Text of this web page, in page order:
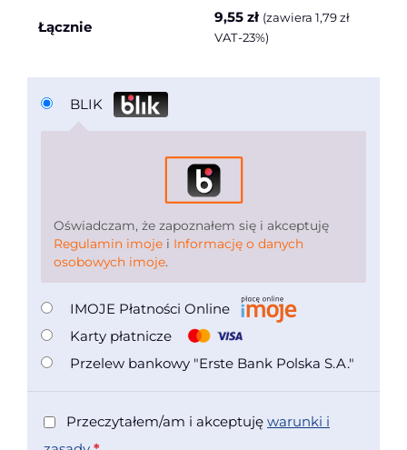
Łącznie
9,55 zł (zawiera 1,79zł
VAT-23%)
BLIK
Oświadczam, że zapoznałem się i akceptuję
Regulamin imojei Informację o danych
osobowych imoje.
IMOJE Płatności Online
Karty płatnicze
Przelew bankowy "Erste Bank Polska S.A."
Przeczytałem/am i akceptuję warunki i